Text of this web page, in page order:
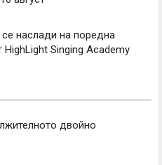
наслади на поредна
Singing Academy
двойно